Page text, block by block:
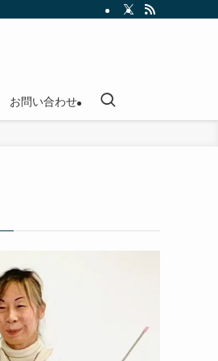
お問い合わせ